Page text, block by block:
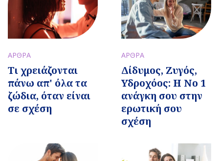
ΑΡΘΡΑ
Τι χρειάζονται
πάνω απ' όλα τα
ζώδια, όταν είναι
σε σχέση
ΑΡΘΡΑ
Δίδυμος, Ζυγός,
Υδροχόος: Η Νο 1
ανάγκη σου στην
ερωτική σου
σχέση